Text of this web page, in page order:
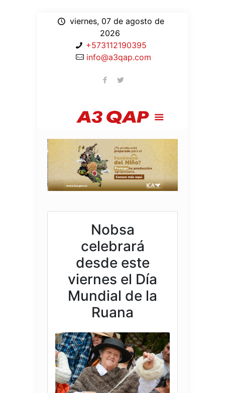
viernes, 07 de agosto de
2026
+573112190395
info@a3qap.com
Nobsa
celebrará
desde este
viernes el Día
Mundial de la
Ruana